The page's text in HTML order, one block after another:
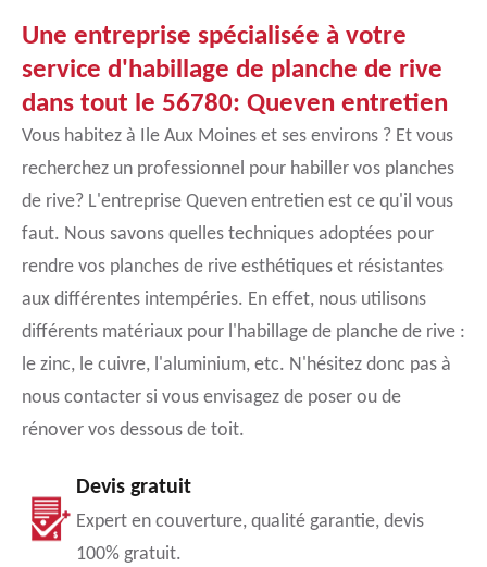
Une entreprise spécialisée à votre
service d'habillage de planche de rive
dans tout le 56780: Queven entretien
Vous habitez à Ile Aux Moines et ses environs ? Et vous
recherchez un professionnel pour habiller vos planches
de rive? L'entreprise Queven entretien est ce qu'il vous
faut. Nous savons quelles techniques adoptées pour
rendre vos planches de rive esthétiques et résistantes
aux différentes intempéries. En effet, nous utilisons
différents matériaux pour l'habillage de planche de rive :
le zinc, le cuivre, l'aluminium, etc. N'hésitez donc pas à
nous contacter si vous envisagez de poser ou de
rénover vos dessous de toit.
Devis gratuit
Expert en couverture, qualité garantie, devis
100% gratuit.